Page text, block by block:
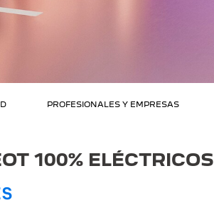
PROFESIONALES Y EMPRESAS
100% ELÉCTRICOS